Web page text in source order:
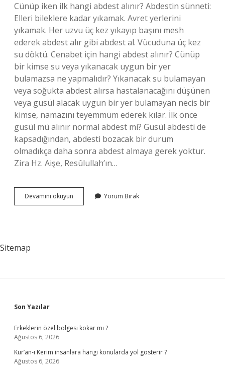
Cünüp iken ilk hangi abdest alınır? Abdestin sünneti:
Elleri bileklere kadar yıkamak. Avret yerlerini
yıkamak. Her uzvu üç kez yıkayıp başını mesh
ederek abdest alır gibi abdest al. Vücuduna üç kez
su döktü. Cenabet için hangi abdest alınır? Cünüp
bir kimse su veya yıkanacak uygun bir yer
bulamazsa ne yapmalıdır? Yıkanacak su bulamayan
veya soğukta abdest alırsa hastalanacağını düşünen
veya gusül alacak uygun bir yer bulamayan necis bir
kimse, namazını teyemmüm ederek kılar. İlk önce
gusül mü alınır normal abdest mi? Gusül abdesti de
kapsadığından, abdesti bozacak bir durum
olmadıkça daha sonra abdest almaya gerek yoktur.
Zira Hz. Aişe, Resûlullah’ın…
Devamını okuyun Cenabet
Önce
Yorum Bırak
Sitemap
Sidebar
Son Yazılar
Erkeklerin özel bölgesi kokar mı ?
Ağustos 6, 2026
Kur’an-ı Kerim insanlara hangi konularda yol gösterir ?
Ağustos 6, 2026